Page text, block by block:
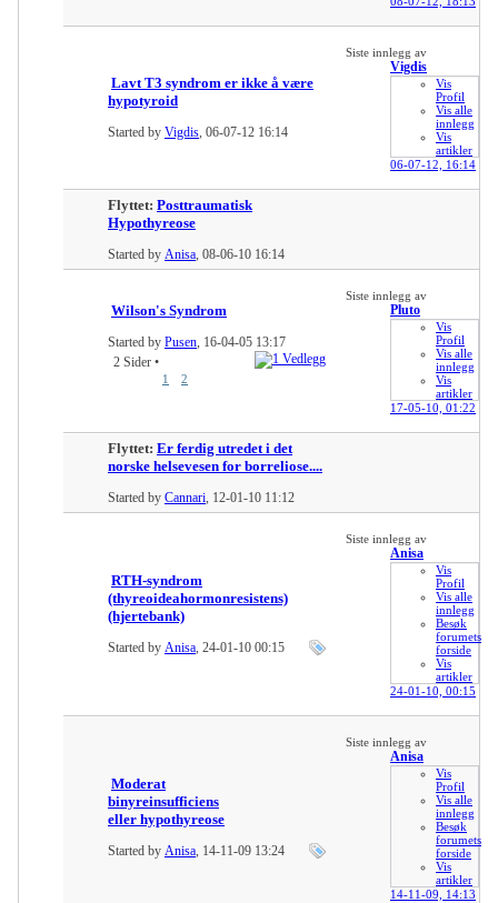
Lavt T3 syndrom er ikke å være
hypotyroid
Started by Vigdis, 06-07-12 16:14
Siste innlegg av
Vigdis
Vis
Profil
Vis alle
innlegg
Vis
artikler
06-07-12, 16:14
Flyttet: Posttraumatisk
Hypothyreose
Started by Anisa, 08-06-10 16:14
Wilson's Syndrom
Started by Pusen, 16-04-05 13:17
2 Sider •
1 2
Siste innlegg av
Pluto
Vis
Profil
Vis alle
innlegg
Vis
artikler
17-05-10, 01:22
Flyttet: Er ferdig utredet i det
norske helsevesen for borreliose....
Started by Cannari, 12-01-10 11:12
RTH-syndrom
(thyreoideahormonresistens)
(hjertebank)
Started by Anisa, 24-01-10 00:15
Siste innlegg av
Anisa
Vis
Profil
Vis alle
innlegg
Besøk
forumets
forside
Vis
artikler
24-01-10, 00:15
Moderat
binyreinsufficiens
eller hypothyreose
Started by Anisa, 14-11-09 13:24
Siste innlegg av
Anisa
Vis
Profil
Vis alle
innlegg
Besøk
forumets
forside
Vis
artikler
14-11-09, 14:13